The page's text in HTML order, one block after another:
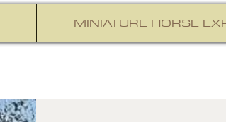
MINIATURE HORSE